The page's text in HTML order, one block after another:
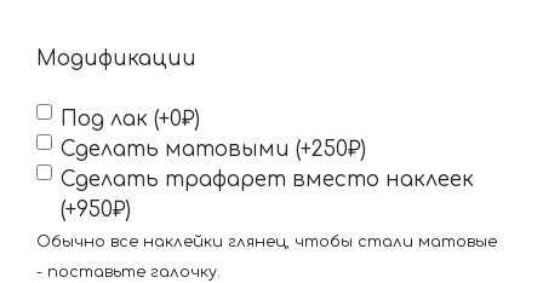
Модификации
Под лак (+0₽)
Сделать матовыми (+250₽)
Сделать трафарет вместо наклеек
(+950₽)
Обычно все наклейки глянец, чтобы стали матовые
- поставьте галочку.